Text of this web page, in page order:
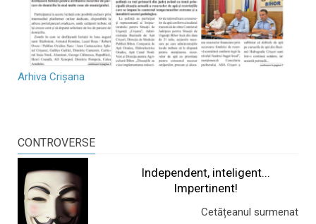
Arhiva Crișana
CONTROVERSE
Independent, inteligent...
Impertinent!
Cetățeanul surmenat